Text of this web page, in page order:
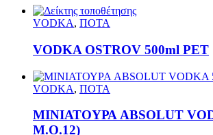
VODKA, ΠΟΤΑ
VODKA OSTROV 500ml PET
VODKA, ΠΟΤΑ
ΜΙΝΙΑΤΟΥΡΑ ABSOLUT
M.O.12)